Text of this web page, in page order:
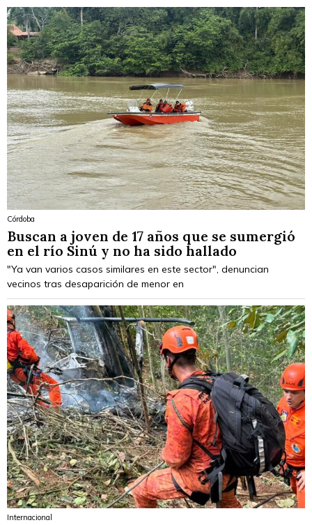
Córdoba
Buscan a joven de 17 años que se sumergió
en el río Sinú y no ha sido hallado
"Ya van varios casos similares en este sector", denuncian
vecinos tras desaparición de menor en
Internacional